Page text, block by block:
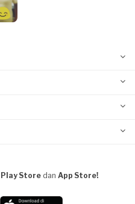
Play Store dan App Store!